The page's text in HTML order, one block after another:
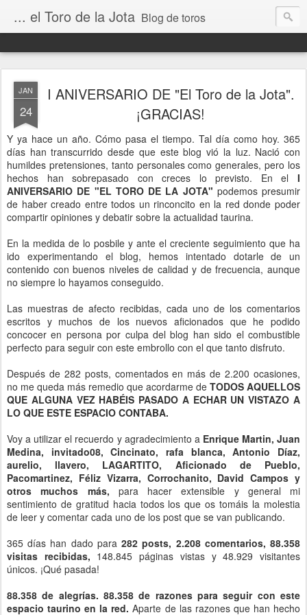
... el Toro de la Jota Blog de toros
JAN
24
I ANIVERSARIO DE "El Toro de la Jota".
¡GRACIAS!
Y ya hace un año. Cómo pasa el tiempo. Tal día como hoy. 365
días han transcurrido desde que este blog vió la luz. Nació con
humildes pretensiones, tanto personales como generales, pero los
hechos han sobrepasado con creces lo previsto. En el I
ANIVERSARIO DE "EL TORO DE LA JOTA" podemos presumir
de haber creado entre todos un rinconcito en la red donde poder
compartir opiniones y debatir sobre la actualidad taurina.
En la medida de lo posbile y ante el creciente seguimiento que ha
ido experimentando el blog, hemos intentado dotarle de un
contenido con buenos niveles de calidad y de frecuencia, aunque
no siempre lo hayamos conseguido.
Las muestras de afecto recibidas, cada uno de los comentarios
escritos y muchos de los nuevos aficionados que he podido
concocer en persona por culpa del blog han sido el combustible
perfecto para seguir con este embrollo con el que tanto disfruto.
Después de 282 posts, comentados en más de 2.200 ocasiones,
no me queda más remedio que acordarme de TODOS AQUELLOS
QUE ALGUNA VEZ HABÉIS PASADO A ECHAR UN VISTAZO A
LO QUE ESTE ESPACIO CONTABA.
Voy a utilizar el recuerdo y agradecimiento a Enrique Martin, Juan
Medina, invitado08, Cincinato, rafa blanca, Antonio Díaz,
aurelio, llavero, LAGARTITO, Aficionado de Pueblo,
Pacomartinez, Féliz Vizarra, Corrochanito, David Campos y
otros muchos más, para hacer extensible y general mi
sentimiento de gratitud hacia todos los que os tomáis la molestia
de leer y comentar cada uno de los post que se van publicando.
365 días han dado para282 posts, 2.208 comentarios, 88.358
visitas recibidas, 148.845 páginas vistas y 48.929 visitantes
únicos. ¡Qué pasada!
88.358 de alegrías. 88.358 de razones para seguir con este
espacio taurino en la red.Aparte de las razones que han hecho